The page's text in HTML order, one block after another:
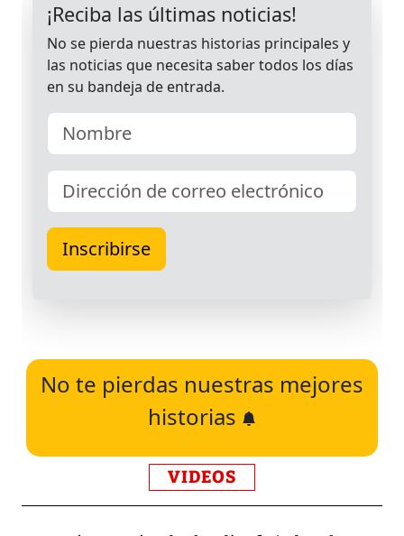
No te pierdas nuestras mejores
historias
VIDEOS